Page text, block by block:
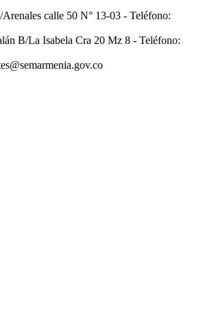
Arenales calle 50 N° 13-03 - Teléfono:
B/La Isabela Cra 20 Mz 8 - Teléfono: